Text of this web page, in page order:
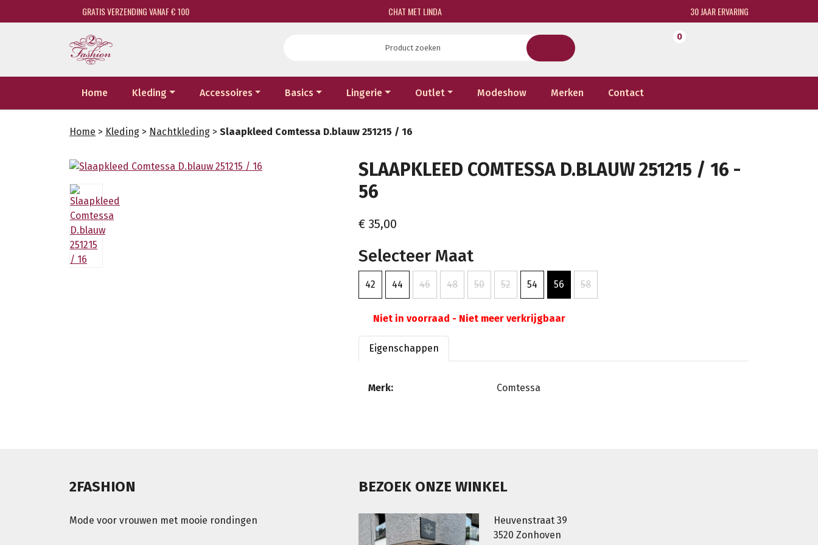
GRATIS VERZENDING VANAF € 100 CHAT MET LINDA 30 JAAR ERVARING
0
Home Kleding Accessoires Basics Lingerie Outlet Modeshow Merken Contact
Home > Kleding > Nachtkleding > Slaapkleed Comtessa D.blauw 251215 / 16
SLAAPKLEED COMTESSA D.BLAUW 251215 / 16 -
56
€ 35,00
Selecteer Maat
42 44 46 48 50 52 54 56 58
Niet in voorraad - Niet meer verkrijgbaar
Eigenschappen
Merk: Comtessa
2FASHION
Mode voor vrouwen met mooie rondingen
BEZOEK ONZE WINKEL
Heuvenstraat 39
3520 Zonhoven